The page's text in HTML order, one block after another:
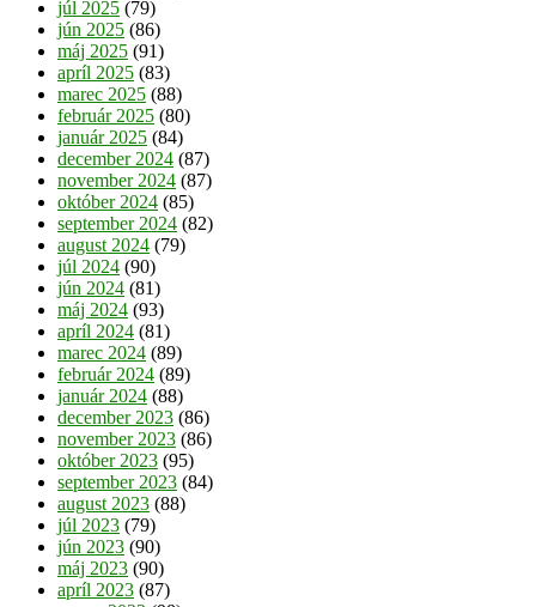
júl 2025 (79)
jún 2025 (86)
máj 2025 (91)
apríl 2025 (83)
marec 2025 (88)
február 2025 (80)
január 2025 (84)
december 2024 (87)
november 2024 (87)
október 2024 (85)
september 2024 (82)
august 2024 (79)
júl 2024 (90)
jún 2024 (81)
máj 2024 (93)
apríl 2024 (81)
marec 2024 (89)
február 2024 (89)
január 2024 (88)
december 2023 (86)
november 2023 (86)
október 2023 (95)
september 2023 (84)
august 2023 (88)
júl 2023 (79)
jún 2023 (90)
máj 2023 (90)
apríl 2023 (87)